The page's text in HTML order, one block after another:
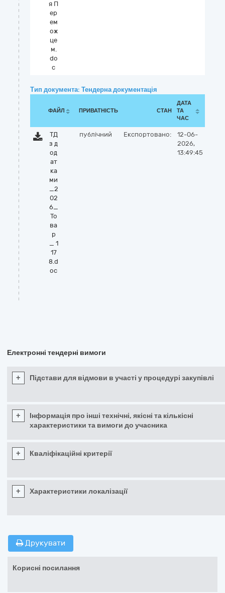
я П
ер
ем
ож
це
м.
do
c
Тип документа: Тендерна документація
ФАЙЛ ПРИВАТНІСТЬ СТАН
ДАТА
ТА
ЧАС
ТД
з д
од
ат
ка
ми
_2
02
6_
То
ва
р
_ 1
17
8.d
oc
публічний Експортовано:
12-06-
2026,
13:49:45
Електронні тендерні вимоги
+ Підстави для відмови в участі у процедурі закупівлі
+
Інформація про інші технічні, якісні та кількісні
характеристики та вимоги до учасника
+ Кваліфікаційні критерії
+ Характеристики локалізації
Друкувати
Корисні посилання